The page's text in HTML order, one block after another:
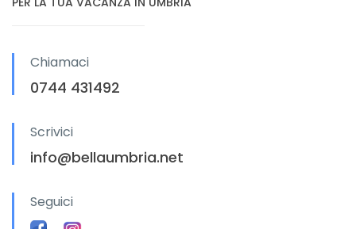
Chiamaci
0744 431492
Scrivici
info@bellaumbria.net
Seguici